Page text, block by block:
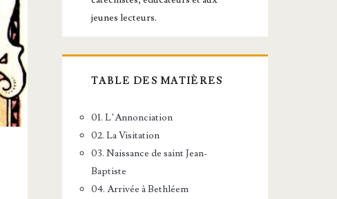
jeunes lecteurs.
TABLE DES MATIÈRES
01. L’Annonciation
02. La Visitation
03. Naissance de saint Jean-
Baptiste
04. Arrivée à Bethléem